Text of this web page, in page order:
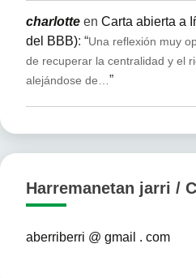
charlotte en Carta abierta a
del BBB): “Una reflexión muy
de recuperar la centralidad y el
alejándose de… ”
Harremanetan jarri /
aberriberri @ gmail . com